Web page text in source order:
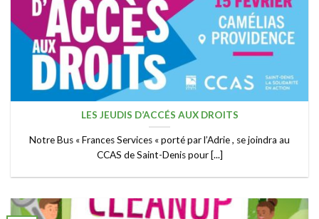
LES JEUDIS D’ACCÉS AUX DROITS
Notre Bus « Frances Services « porté par l’Adrie , se joindra au
CCAS de Saint-Denis pour [...]